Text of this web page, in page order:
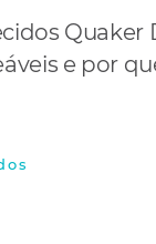
Quaker
e por